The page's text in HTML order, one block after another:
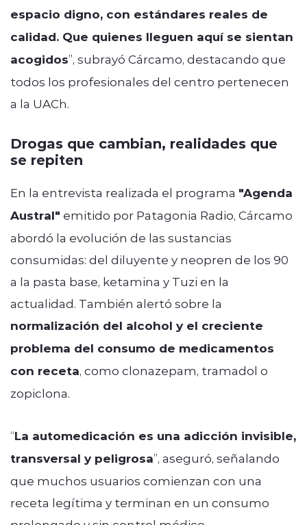
espacio digno, con estándares reales de
calidad. Que quienes lleguen aquí se sientan
acogidos”, subrayó Cárcamo, destacando que
todos los profesionales del centro pertenecen
a la UACh.
Drogas que cambian, realidades que
se repiten
En la entrevista realizada el programa "Agenda
Austral" emitido por Patagonia Radio, Cárcamo
abordó la evolución de las sustancias
consumidas: del diluyente y neopren de los 90
a la pasta base, ketamina y Tuzi en la
actualidad. También alertó sobre la
normalización del alcohol y el creciente
problema del consumo de medicamentos
con receta, como clonazepam, tramadol o
zopiclona.
“La automedicación es una adicción invisible,
transversal y peligrosa”, aseguró, señalando
que muchos usuarios comienzan con una
receta legítima y terminan en un consumo